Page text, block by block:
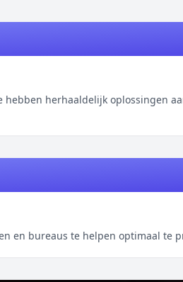
herhaaldelijk oplossingen
en bureaus te helpen optimaal te